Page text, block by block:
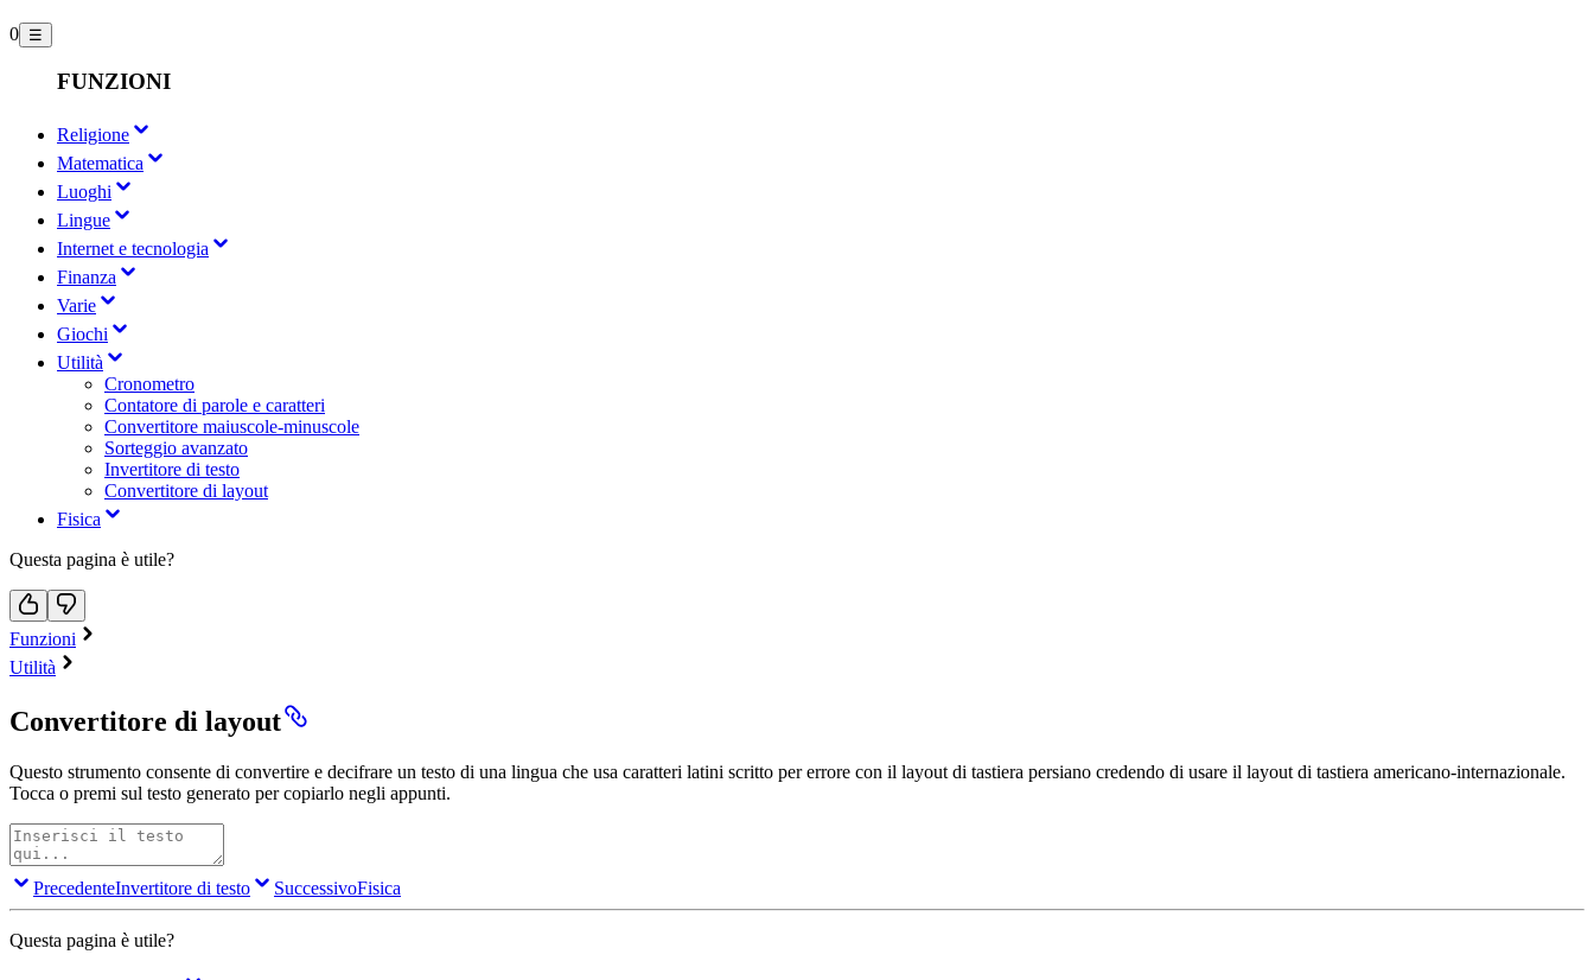
0 ☰
FUNZIONI
Religione
Matematica
Luoghi
Lingue
Internet e tecnologia
Finanza
Varie
Giochi
Utilità
Cronometro
Contatore di parole e caratteri
Convertitore maiuscole-minuscole
Sorteggio avanzato
Invertitore di testo
Convertitore di layout
Fisica
Questa pagina è utile?
Funzioni
Utilità
Convertitore di layout
Questo strumento consente di convertire e decifrare un testo di una lingua che usa caratteri latini scritto per errore con il layout di tastiera persiano credendo di usare il layout di tastiera americano-internazionale.
Tocca o premi sul testo generato per copiarlo negli appunti.
PrecedenteInvertitore di testo SuccessivoFisica
Questa pagina è utile?